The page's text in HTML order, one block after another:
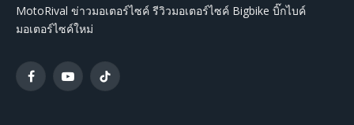
MotoRival ข่าวมอเตอร์ไซค์ รีวิวมอเตอร์ไซค์ Bigbike บิ๊กไบค์
มอเตอร์ไซค์ใหม่
FacebookYouTubeTikTok